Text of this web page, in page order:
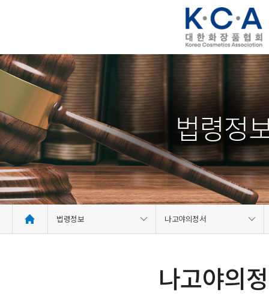
법령정
법령정보 나고야의정서
나고야의